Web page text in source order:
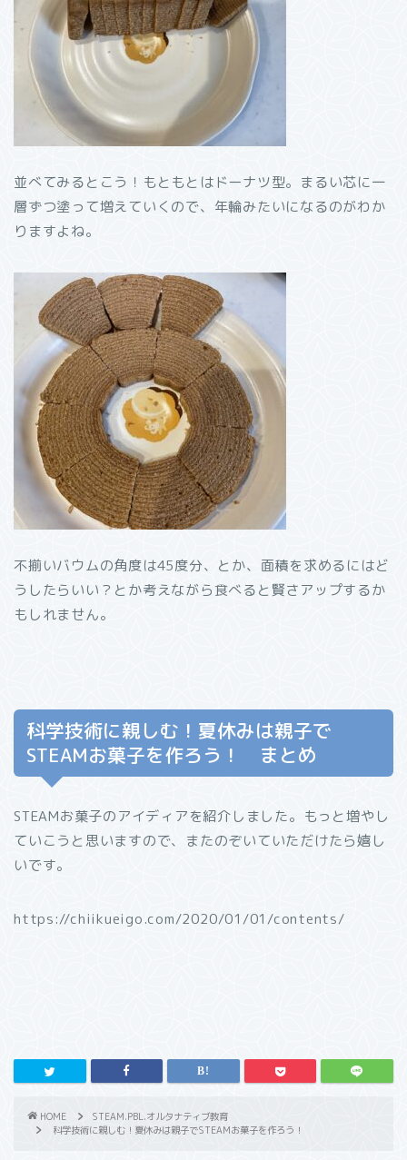
並べてみるとこう！もともとはドーナツ型。まるい芯に一
層ずつ塗って増えていくので、年輪みたいになるのがわか
りますよね。
不揃いバウムの角度は45度分、とか、面積を求めるにはど
うしたらいい？とか考えながら食べると賢さアップするか
もしれません。
科学技術に親しむ！夏休みは親子で
STEAMお菓子を作ろう！ まとめ
STEAMお菓子のアイディアを紹介しました。もっと増やし
ていこうと思いますので、またのぞいていただけたら嬉し
いです。
https://chiikueigo.com/2020/01/01/contents/
HOME
STEAM.PBL.オルタナティブ教育
科学技術に親しむ！夏休みは親子でSTEAMお菓子を作ろう！